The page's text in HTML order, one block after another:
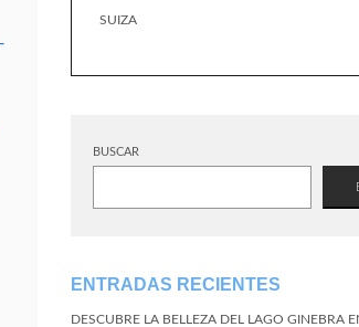
SUIZA
BUSCAR
ENTRADAS RECIENTES
DESCUBRE LA BELLEZA DEL LAGO GINEBRA